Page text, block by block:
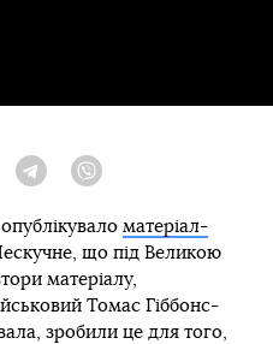
Twitter Telegram
опублікувало матеріал-
що під Великою
матеріалу,
Томас Гіббонс-
зробили це для того,